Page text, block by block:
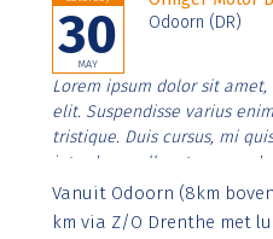
30
MAY
Odoorn (DR)
Lorem ipsum dolor sit
elit. Suspendisse varius
tristique. Duis cursus, mi
interdum nulla, ut
Aenean faucibus nibh et
imperdiet. Nunc ut sem
Vanuit Odoorn (8km
km via Z/O Drenthe met